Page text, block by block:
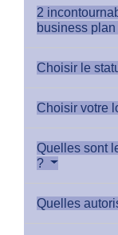
2
business plan
Choisir le
Choisir votre
Quelles sont
?
Quelles